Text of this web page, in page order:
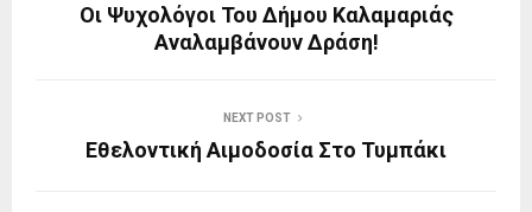
Οι Ψυχολόγοι Του Δήμου Καλαμαριάς
Αναλαμβάνουν Δράση!
NEXT POST
Εθελοντική Αιμοδοσία Στο Τυμπάκι